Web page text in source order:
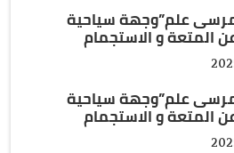
علم”وجهة سياحية
المتعة و الاستجمام
علم”وجهة سياحية
المتعة و الاستجمام